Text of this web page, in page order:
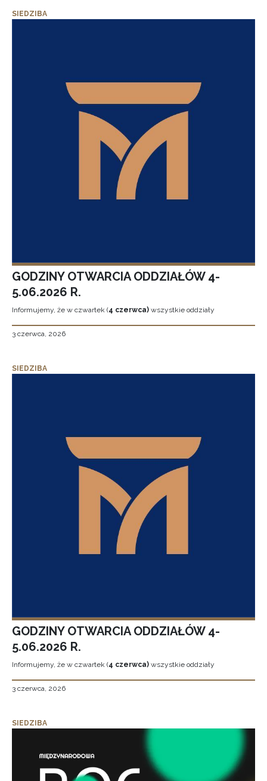
SIEDZIBA
GODZINY OTWARCIA ODDZIAŁÓW 4-
5.06.2026 R.
Informujemy, że w czwartek (4 czerwca) wszystkie oddziały
3 czerwca, 2026
SIEDZIBA
GODZINY OTWARCIA ODDZIAŁÓW 4-
5.06.2026 R.
Informujemy, że w czwartek (4 czerwca) wszystkie oddziały
3 czerwca, 2026
SIEDZIBA